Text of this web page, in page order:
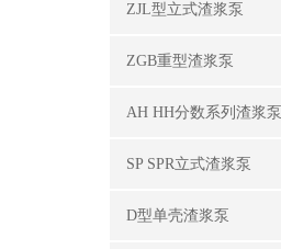
ZJL型立式渣浆泵
ZGB重型渣浆泵
AH HH分数系列渣浆泵
SP SPR立式渣浆泵
D型单壳渣浆泵